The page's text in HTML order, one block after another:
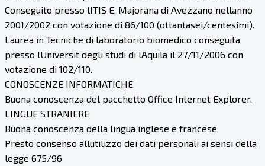
Conseguito presso lITIS E. Majorana di Avezzano nellanno
2001/2002 con votazione di 86/100 (ottantasei/centesimi).
Laurea in Tecniche di laboratorio biomedico conseguita
presso lUniversit degli studi di lAquila il 27/11/2006 con
votazione di 102/110.
CONOSCENZE INFORMATICHE
Buona conoscenza del pacchetto Office Internet Explorer.
LINGUE STRANIERE
Buona conoscenza della lingua inglese e francese
Presto consenso allutilizzo dei dati personali ai sensi della
legge 675/96